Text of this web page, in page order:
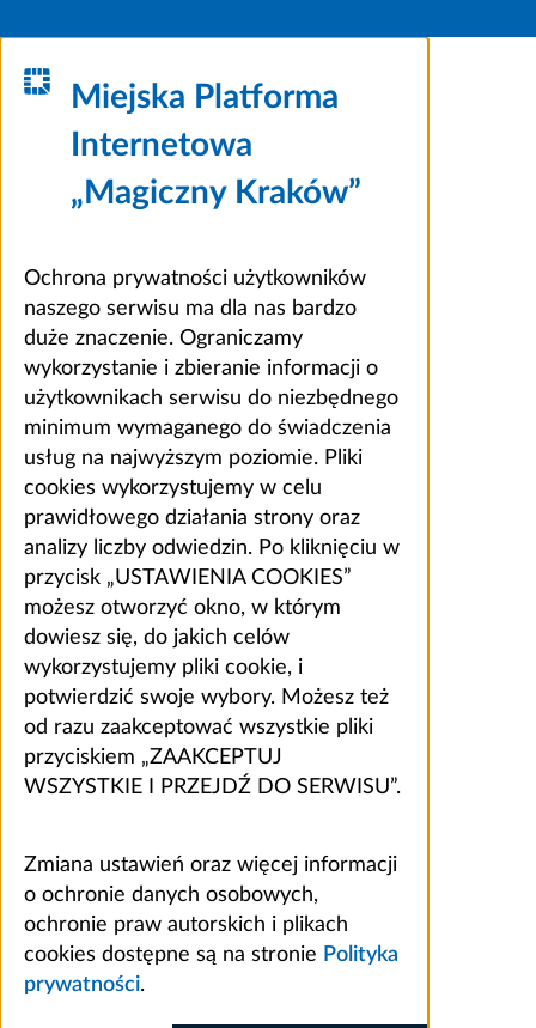
Miejska Platforma
Internetowa
„Magiczny Kraków”
Ochrona prywatności użytkowników
naszego serwisu ma dla nas bardzo
duże znaczenie. Ograniczamy
wykorzystanie i zbieranie informacji o
użytkownikach serwisu do niezbędnego
minimum wymaganego do świadczenia
usług na najwyższym poziomie. Pliki
cookies wykorzystujemy w celu
prawidłowego działania strony oraz
analizy liczby odwiedzin. Po kliknięciu w
przycisk „USTAWIENIA COOKIES”
możesz otworzyć okno, w którym
dowiesz się, do jakich celów
wykorzystujemy pliki cookie, i
potwierdzić swoje wybory. Możesz też
od razu zaakceptować wszystkie pliki
przyciskiem „ZAAKCEPTUJ
WSZYSTKIE I PRZEJDŹ DO SERWISU”.
Zmiana ustawień oraz więcej informacji
o ochronie danych osobowych,
ochronie praw autorskich i plikach
cookies dostępne są na stronie Polityka
prywatności.